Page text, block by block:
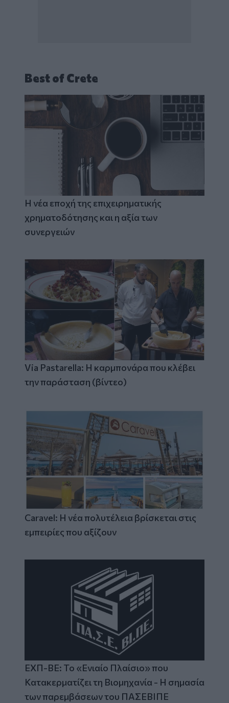
Best of Crete
Η νέα εποχή της επιχειρηματικής
χρηματοδότησης και η αξία των
συνεργειών
Via Pastarella: Η καρμπονάρα που κλέβει
την παράσταση (βίντεο)
Caravel: Η νέα πολυτέλεια βρίσκεται στις
εμπειρίες που αξίζουν
ΕΧΠ-ΒΕ: Το «Ενιαίο Πλαίσιο» που
Κατακερματίζει τη Βιομηχανία - Η σημασία
των παρεμβάσεων του ΠΑΣΕΒΙΠΕ